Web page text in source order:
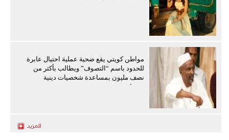
مواطن كويتي يقع ضحية عملية احتيال عابرة
للحدود باسم “التصوف” ويطالب بأكثر من
نصف مليون بمساعدة شخصيات دينية
سودانية